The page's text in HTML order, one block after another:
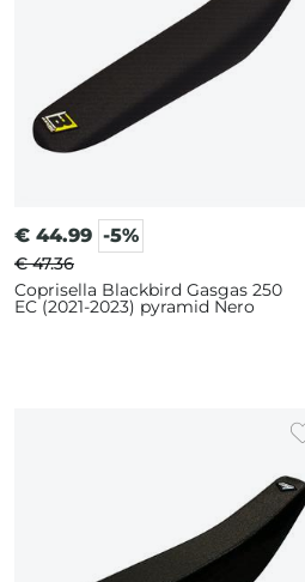
€ 44.99 -5%
€ 47.36
Coprisella Blackbird Gasgas 250
EC (2021-2023) pyramid Nero